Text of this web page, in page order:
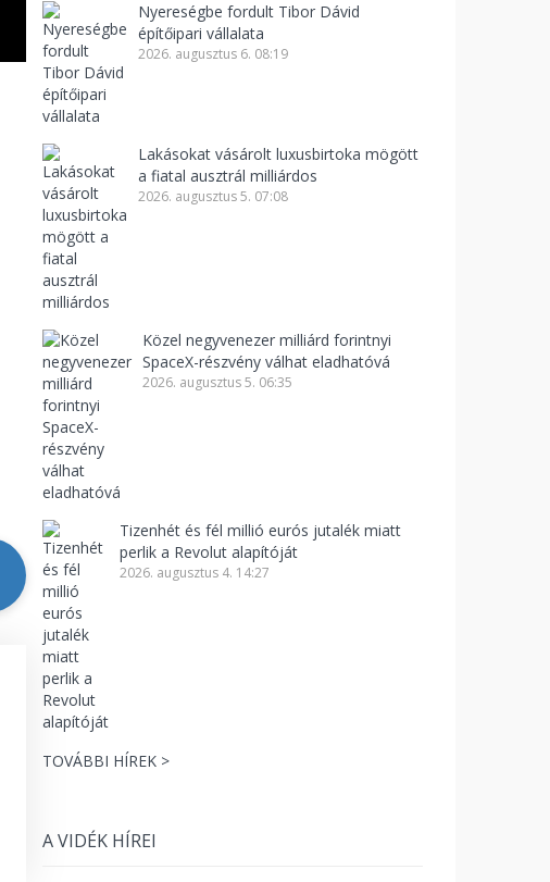
Nyereségbe fordult Tibor Dávid
építőipari vállalata
2026. augusztus 6. 08:19
Lakásokat vásárolt luxusbirtoka mögött
a fiatal ausztrál milliárdos
2026. augusztus 5. 07:08
Közel negyvenezer milliárd forintnyi
SpaceX-részvény válhat eladhatóvá
2026. augusztus 5. 06:35
Tizenhét és fél millió eurós jutalék miatt
perlik a Revolut alapítóját
2026. augusztus 4. 14:27
TOVÁBBI HÍREK >
A VIDÉK HÍREI